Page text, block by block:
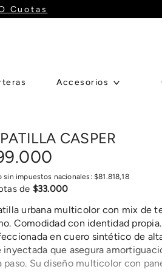
Cuotas
Accesorios
CASPER
.000
sin impuestos nacionales: $81.818,18
de $33.000
urbana multicolor con mix de
Comodidad con identidad
en cuero sintético de
inyectada que asegura
paso. Su diseño multicolor con